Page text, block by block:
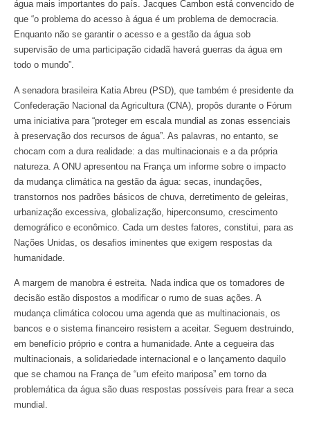
água mais importantes do país. Jacques Cambon está convencido de
que “o problema do acesso à água é um problema de democracia.
Enquanto não se garantir o acesso e a gestão da água sob
supervisão de uma participação cidadã haverá guerras da água em
todo o mundo”.
A senadora brasileira Katia Abreu (PSD), que também é presidente da
Confederação Nacional da Agricultura (CNA), propôs durante o Fórum
uma iniciativa para “proteger em escala mundial as zonas essenciais
à preservação dos recursos de água”. As palavras, no entanto, se
chocam com a dura realidade: a das multinacionais e a da própria
natureza. A ONU apresentou na França um informe sobre o impacto
da mudança climática na gestão da água: secas, inundações,
transtornos nos padrões básicos de chuva, derretimento de geleiras,
urbanização excessiva, globalização, hiperconsumo, crescimento
demográfico e econômico. Cada um destes fatores, constitui, para as
Nações Unidas, os desafios iminentes que exigem respostas da
humanidade.
A margem de manobra é estreita. Nada indica que os tomadores de
decisão estão dispostos a modificar o rumo de suas ações. A
mudança climática colocou uma agenda que as multinacionais, os
bancos e o sistema financeiro resistem a aceitar. Seguem destruindo,
em benefício próprio e contra a humanidade. Ante a cegueira das
multinacionais, a solidariedade internacional e o lançamento daquilo
que se chamou na França de “um efeito mariposa” em torno da
problemática da água são duas respostas possíveis para frear a seca
mundial.